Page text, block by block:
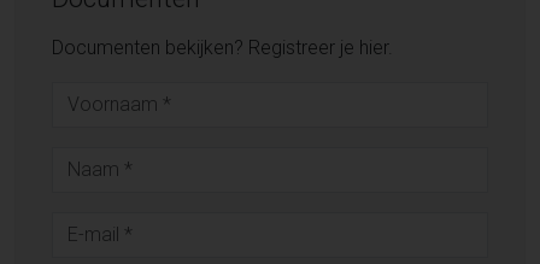
Documenten bekijken? Registreer je hier.